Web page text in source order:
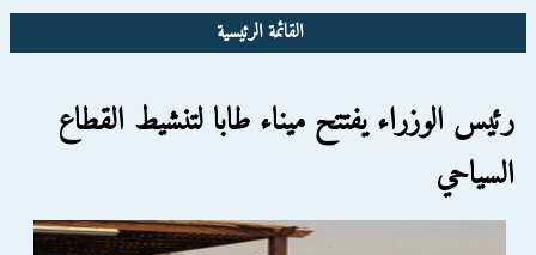
القائمة الرئيسية
رئيس الوزراء يفتتح ميناء طابا لتنشيط القطاع
السياحي